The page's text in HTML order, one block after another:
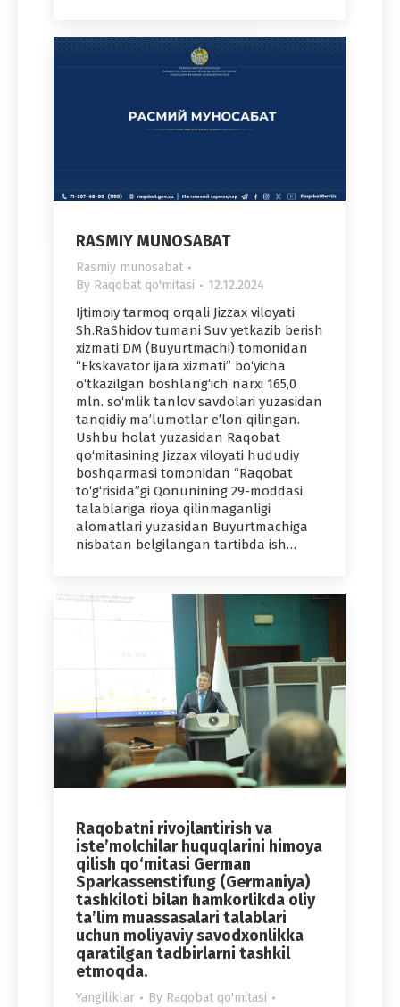
RASMIY MUNOSABAT
Rasmiy munosabat
By Raqobat qo'mitasi 12.12.2024
Ijtimoiy tarmoq orqali Jizzax viloyati
Sh.RaShidov tumani Suv yetkazib berish
xizmati DM (Buyurtmachi) tomonidan
“Ekskavator ijara xizmati” bo‘yicha
o‘tkazilgan boshlang‘ich narxi 165,0
mln. so‘mlik tanlov savdolari yuzasidan
tanqidiy ma’lumotlar e’lon qilingan.
Ushbu holat yuzasidan Raqobat
qo‘mitasining Jizzax viloyati hududiy
boshqarmasi tomonidan “Raqobat
to‘g‘risida”gi Qonunining 29-moddasi
talablariga rioya qilinmaganligi
alomatlari yuzasidan Buyurtmachiga
nisbatan belgilangan tartibda ish…
Raqobatni rivojlantirish va
iste’molchilar huquqlarini himoya
qilish qo‘mitasi German
Sparkassenstifung (Germaniya)
tashkiloti bilan hamkorlikda oliy
ta’lim muassasalari talablari
uchun moliyaviy savodxonlikka
qaratilgan tadbirlarni tashkil
etmoqda.
Yangiliklar By Raqobat qo'mitasi